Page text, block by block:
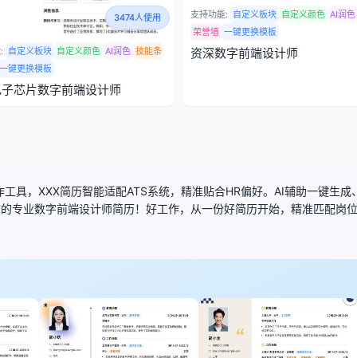
3474人使用
自定义板块 自定义颜色 AI润色 技能条
一键更换模板
芯片数字前端设计师
支持功能: 自定义板块 自定义颜色 AI润色
荣誉墙 一键更换模板
资深数字前端设计师
具，XXX简历智能适配ATS系统，精准贴合HR偏好。AI辅助一键生
专业数字前端设计师简历！好工作，从一份好简历开始，精准匹配岗